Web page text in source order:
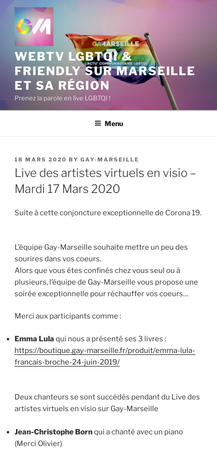
content
WEBTV LGBTQI &
FRIENDLY SUR MARSEILLE
ET SA RÉGION
Prenez la parole en live LGBTQI !
Menu
POSTED
ON
18 MARS 2020 BY GAY-MARSEILLE
Live des artistes virtuels en visio –
Mardi 17 Mars 2020
Suite à cette conjoncture exceptionnelle de Corona 19.
L’équipe Gay-Marseille souhaite mettre un peu des
sourires dans vos coeurs.
Alors que vous êtes confinés chez vous seul ou à
plusieurs, l’équipe de Gay-Marseille vous propose une
soirée exceptionnelle pour réchauffer vos coeurs…
Merci aux participants comme :
Emma Lula qui nous a présenté ses 3 livres :
https://boutique.gay-marseille.fr/produit/emma-lula-
francais-broche-24-juin-2019/
Deux chanteurs se sont succédés pendant du Live des
artistes virtuels en visio sur Gay-Marseille
Jean-Christophe Bornqui a chanté avec un piano
(Merci Olivier)